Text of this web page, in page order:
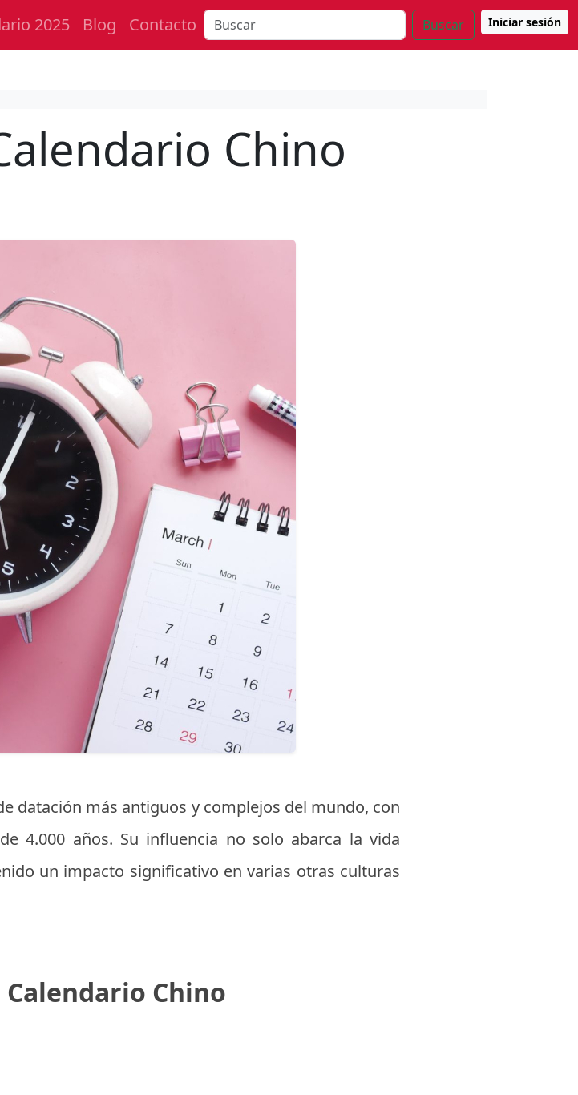
2025 Blog Contacto Buscar Iniciar sesión
Chino
datación más antiguos y complejos del mundo, con
4.000 años. Su influencia no solo abarca la vida
un impacto significativo en varias otras culturas
Chino